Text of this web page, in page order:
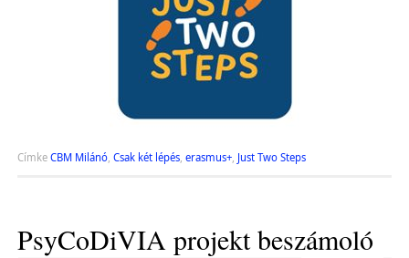
Címke CBM Milánó, Csak két lépés, erasmus+, Just Two Steps
PsyCoDiVIA projekt beszámoló